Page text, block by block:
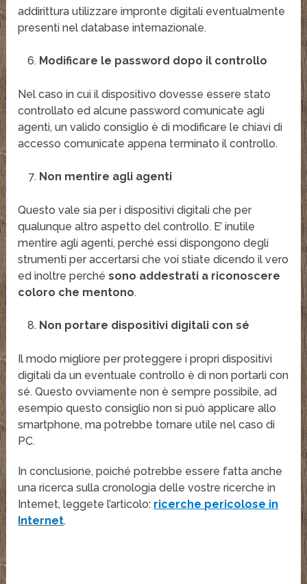
addirittura utilizzare impronte digitali eventualmente
presenti nel database internazionale.
Modificare le password dopo il controllo
Nel caso in cui il dispositivo dovesse essere stato
controllato ed alcune password comunicate agli
agenti, un valido consiglio è di modificare le chiavi di
accesso comunicate appena terminato il controllo.
Non mentire agli agenti
Questo vale sia per i dispositivi digitali che per
qualunque altro aspetto del controllo. E’ inutile
mentire agli agenti, perché essi dispongono degli
strumenti per accertarsi che voi stiate dicendo il vero
ed inoltre perchésono addestrati a riconoscere
coloro che mentono.
Non portare dispositivi digitali con sé
Il modo migliore per proteggere i propri dispositivi
digitali da un eventuale controllo è di non portarli con
sé. Questo ovviamente non è sempre possibile, ad
esempio questo consiglio non si può applicare allo
smartphone, ma potrebbe tornare utile nel caso di
PC.
In conclusione, poiché potrebbe essere fatta anche
una ricerca sulla cronologia delle vostre ricerche in
Internet, leggete l’articolo: ricerche pericolose in
Internet.